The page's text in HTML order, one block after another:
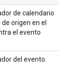
de calendario
origen en el
el evento
del evento.